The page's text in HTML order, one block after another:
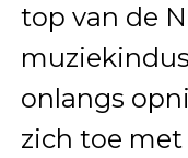
top van de
onlangs
zich toe